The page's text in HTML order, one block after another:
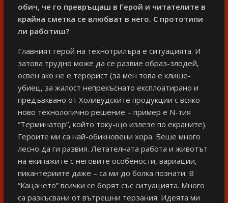
обич, че го превръщаш в Герой и читателите в
крайна сметка се влюбват в него. С прототипи
ли работиш?
Главният герой на технотрилъра е ситуацията. И
затова трудно може да се развие образ-злодей,
освен ако не е терорист (за мен това е клише-
убиец, за жалост непрекъснато експлоатирано и
предъвквано от Холивудските продукции с всяко
ново технологично решение – пример е N-тия
“Терминатор”, който току-що излезе по екраните).
Героите ми са най-обикновени хора. Беше много
лесно да ги развия. Летателната работа и животът
на екипажите с неговите особености, вариации,
пикантериите даже – са ми до болка познати. В
“Кацането” всички се борят със ситуацията. Много
са разкъсвани от вътрешни терзания. Идеята ми